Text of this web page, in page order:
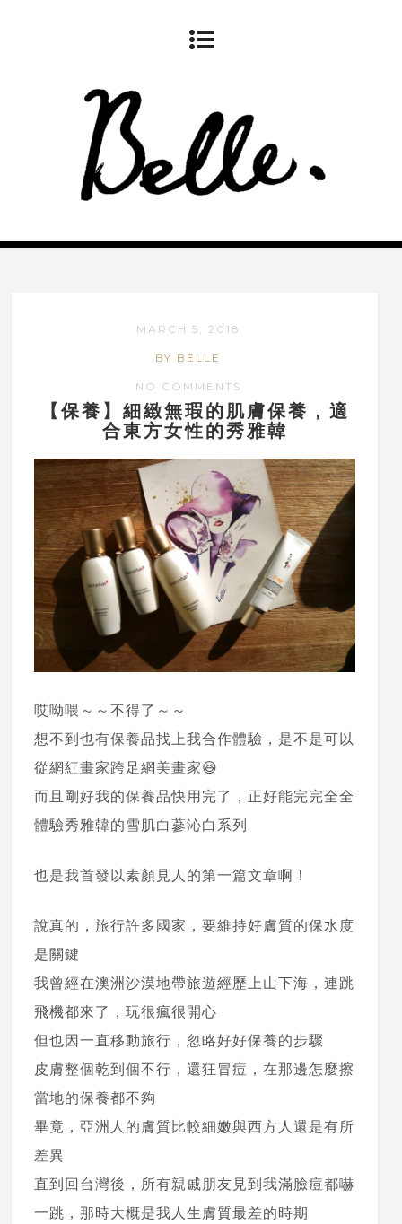
MARCH 5, 2018
BY BELLE
NO COMMENTS
【保養】細緻無瑕的肌膚保養，適
合東方女性的秀雅韓
哎呦喂～～不得了～～
想不到也有保養品找上我合作體驗，是不是可以
從網紅畫家跨足網美畫家😆
而且剛好我的保養品快用完了，正好能完完全全
體驗秀雅韓的雪肌白蔘沁白系列
也是我首發以素顏見人的第一篇文章啊！
說真的，旅行許多國家，要維持好膚質的保水度
是關鍵
我曾經在澳洲沙漠地帶旅遊經歷上山下海，連跳
飛機都來了，玩很瘋很開心
但也因一直移動旅行，忽略好好保養的步驟
皮膚整個乾到個不行，還狂冒痘，在那邊怎麼擦
當地的保養都不夠
畢竟，亞洲人的膚質比較細嫩與西方人還是有所
差異
直到回台灣後，所有親戚朋友見到我滿臉痘都嚇
一跳，那時大概是我人生膚質最差的時期